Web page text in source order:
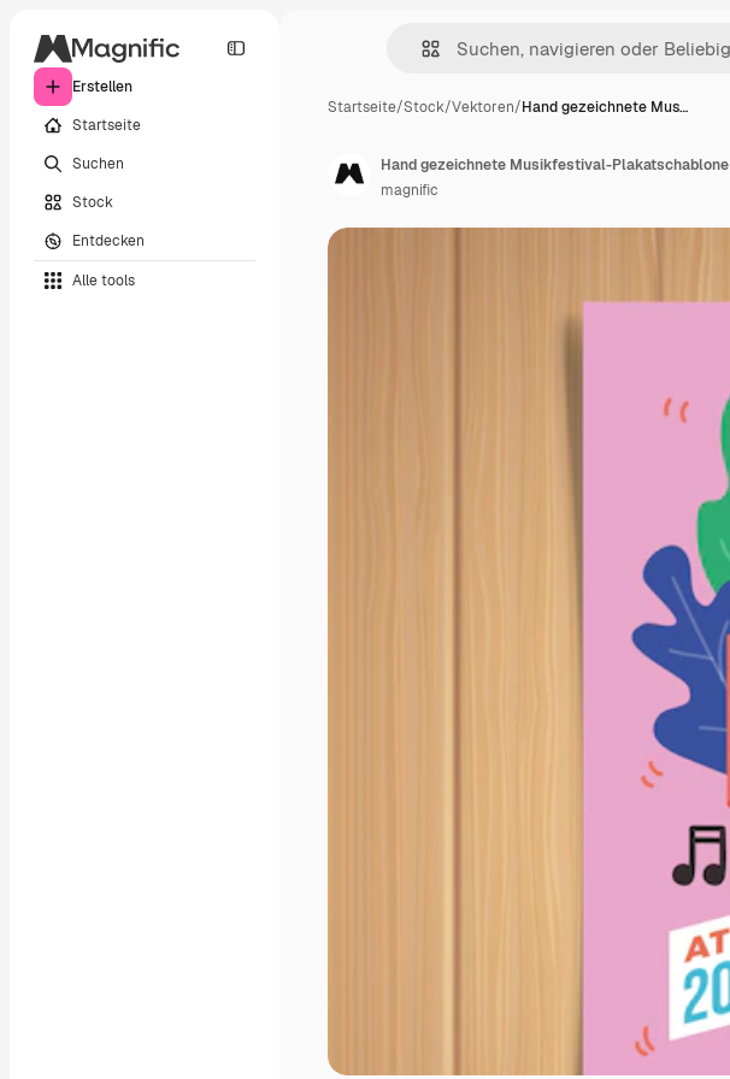
Erstellen
Startseite
Suchen
Stock
Entdecken
Alle tools
Startseite/Stock/Vektoren/Hand gezeichnete Mus…
Hand gezeichnete Musikfestival-Plakatschablone
magnific